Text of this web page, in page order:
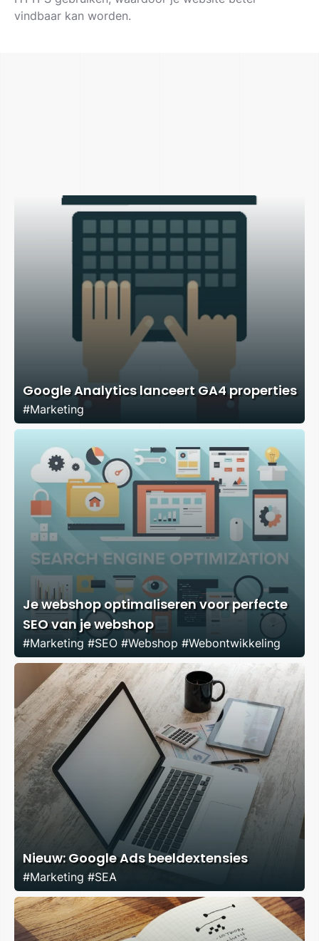
vindbaar kan worden.
Google Analytics lanceert GA4 properties
#Marketing
Je webshop optimaliseren voor perfecte
SEO van je webshop
#Marketing #SEO #Webshop #Webontwikkeling
Nieuw: Google Ads beeldextensies
#Marketing #SEA